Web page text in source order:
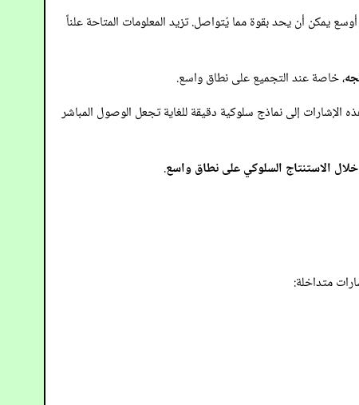
يمكن أن يحد بقوة مما يُتواصل. تزيد المعلومات المتاحة علناً
، خاصة عند التجميع على نطاق واسع.
إلى نماذج سلوكية دقيقة للغاية تجعل الوصول المباشر
خلال الاستنتاج السلوكي على نطاق واسع.
متداخلة: